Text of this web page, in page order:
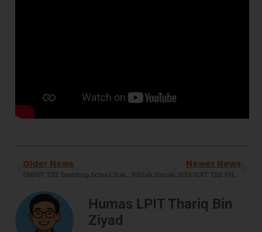
Older News
SMPIT TBZ Boarding School Sukses Raih Juara 1 Kompetisi Basket Bekasi Student League (BSL) 2024
Newer News
Rihlah Ilmiah 2024 SDIT TBZ PHP : Jelajahi Keajaiban Ilmu Di Tanah Pasundan.
Humas LPIT Thariq Bin
Ziyad